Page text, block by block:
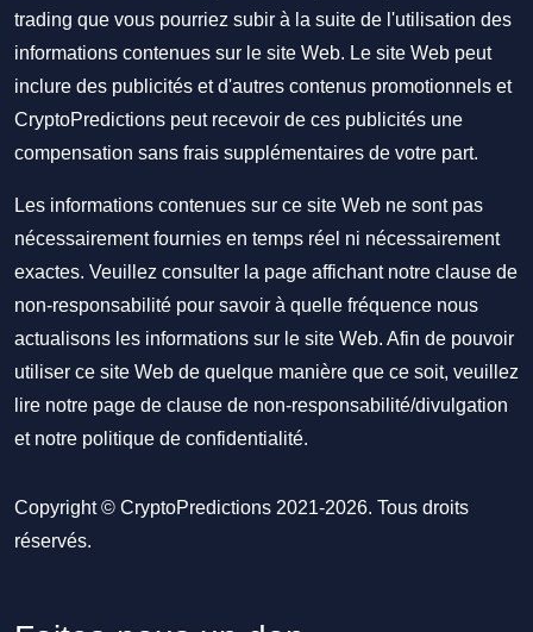
trading que vous pourriez subir à la suite de l'utilisation des
informations contenues sur le site Web. Le site Web peut
inclure des publicités et d'autres contenus promotionnels et
CryptoPredictions peut recevoir de ces publicités une
compensation sans frais supplémentaires de votre part.
Les informations contenues sur ce site Web ne sont pas
nécessairement fournies en temps réel ni nécessairement
exactes. Veuillez consulter la page affichant notre clause de
non-responsabilité pour savoir à quelle fréquence nous
actualisons les informations sur le site Web. Afin de pouvoir
utiliser ce site Web de quelque manière que ce soit, veuillez
lire notre page de clause de non-responsabilité/divulgation
et notre politique de confidentialité.
Copyright © CryptoPredictions 2021-2026. Tous droits
réservés.